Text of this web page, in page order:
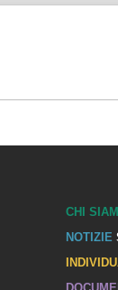
CHI
NOTIZIE